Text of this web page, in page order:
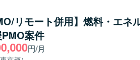
す。 加えて、エンドユーザーが作成する
ただきます。 なお、エンドユーザー（発
トなどの開発作業は発生いたしません。 【求める人物像】 関係者と
ーションを取りながら、主体的に課題を発
論理的な思考力を持ち、分かりやすい資料
ドユーザー側の立場
リモート併用】燃料・エ
案件
円/月